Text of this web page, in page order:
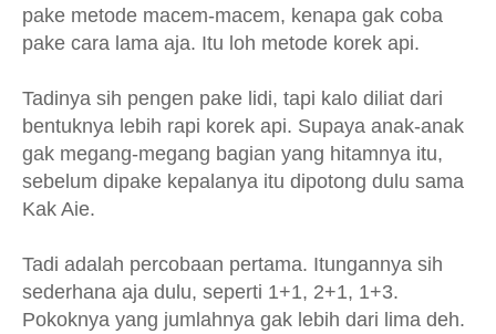
pake metode macem-macem, kenapa gak coba
pake cara lama aja. Itu loh metode korek api.
Tadinya sih pengen pake lidi, tapi kalo diliat dari
bentuknya lebih rapi korek api. Supaya anak-anak
gak megang-megang bagian yang hitamnya itu,
sebelum dipake kepalanya itu dipotong dulu sama
Kak Aie.
Tadi adalah percobaan pertama. Itungannya sih
sederhana aja dulu, seperti 1+1, 2+1, 1+3.
Pokoknya yang jumlahnya gak lebih dari lima deh.